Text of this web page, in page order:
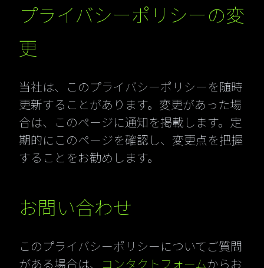
プライバシーポリシーの変
更
当社は、このプライバシーポリシーを随時
更新することがあります。変更があった場
合は、このページに通知を掲載します。定
期的にこのページを確認し、変更点を把握
することをお勧めします。
お問い合わせ
このプライバシーポリシーについてご質問
がある場合は、 コンタクトフォームからお